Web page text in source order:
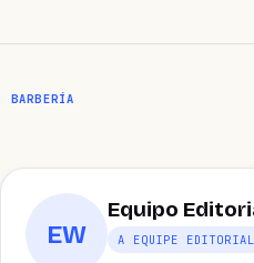
BARBERÍA
EW
Equipo
A EQUIPE